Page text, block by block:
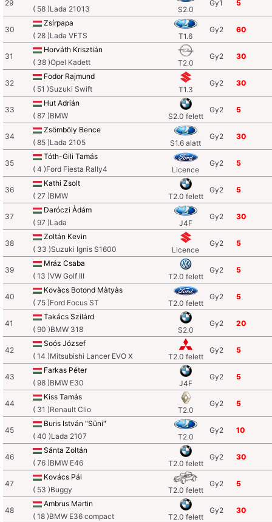
29
( 58 )Lada 21013
S2.0
Gy1 5
30
Zsírpapa
( 28 )Lada VFTS
T1.6
Gy2 60
31
Horváth Krisztián
( 38 )Opel Kadett
T2.0
Gy2 30
32
Fodor Rajmund
( 51 )Suzuki Swift
T1.3
Gy2 30
33
Hut Adrián
( 87 )BMW
S2.0 felett
Gy2 5
34
Zsömböly Bence
( 85 )Lada 2105
S1.6 alatt
Gy2 30
35
Tóth-Gili Tamás
( 4 )Ford Fiesta Rally4
Licence
Gy2 5
36
Kathi Zsolt
( 27 )BMW
T2.0 felett
Gy2 5
37
Daróczi Àdám
( 97 )Lada
J4F
Gy2 30
38
Zoltán Kevin
( 33 )Suzuki Ignis S1600
Licence
Gy2 5
39
Mráz Csaba
( 13 )VW Golf III
T2.0 felett
Gy2 5
40
Kovàcs Botond Màtyàs
( 75 )Ford Focus ST
T2.0 felett
Gy2 5
41
Takács Szilárd
( 90 )BMW 318
S2.0
Gy2 20
42
Soós József
( 14 )Mitsubishi Lancer EVO X
T2.0 felett
Gy2 5
43
Farkas Péter
( 98 )BMW E30
J4F
Gy2 5
44
Kiss Tamás
( 31 )Renault Clio
T2.0
Gy2 5
45
Buris István "Süni"
( 40 )Lada 2107
T2.0
Gy2 10
46
Sánta Zoltán
( 76 )BMW E46
T2.0 felett
Gy2 30
47
Kovács Pál
( 53 )Buggy
T2.0 felett
Gy2 5
48
Ambrus Martin
( 18 )BMW E36 compact
T2.0 felett
Gy2 30